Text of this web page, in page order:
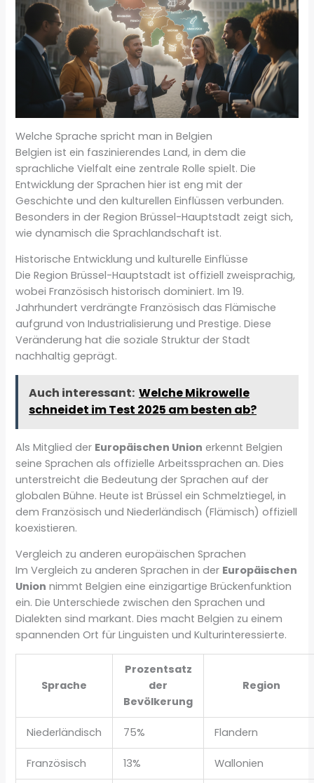
Welche Sprache spricht man in Belgien
Belgien ist ein faszinierendes Land, in dem die
sprachliche Vielfalt eine zentrale Rolle spielt. Die
Entwicklung der Sprachen hier ist eng mit der
Geschichte und den kulturellen Einflüssen verbunden.
Besonders in der Region Brüssel-Hauptstadt zeigt sich,
wie dynamisch die Sprachlandschaft ist.
Historische Entwicklung und kulturelle Einflüsse
Die Region Brüssel-Hauptstadt ist offiziell zweisprachig,
wobei Französisch historisch dominiert. Im 19.
Jahrhundert verdrängte Französisch das Flämische
aufgrund von Industrialisierung und Prestige. Diese
Veränderung hat die soziale Struktur der Stadt
nachhaltig geprägt.
Auch interessant: Welche Mikrowelle
schneidet im Test 2025 am besten ab?
Als Mitglied der Europäischen Union erkennt Belgien
seine Sprachen als offizielle Arbeitssprachen an. Dies
unterstreicht die Bedeutung der Sprachen auf der
globalen Bühne. Heute ist Brüssel ein Schmelztiegel, in
dem Französisch und Niederländisch (Flämisch) offiziell
koexistieren.
Vergleich zu anderen europäischen Sprachen
Im Vergleich zu anderen Sprachen in der Europäischen
Union nimmt Belgien eine einzigartige Brückenfunktion
ein. Die Unterschiede zwischen den Sprachen und
Dialekten sind markant. Dies macht Belgien zu einem
spannenden Ort für Linguisten und Kulturinteressierte.
Sprache
Prozentsatz
der
Bevölkerung
Region
Niederländisch 75% Flandern
Französisch 13% Wallonien